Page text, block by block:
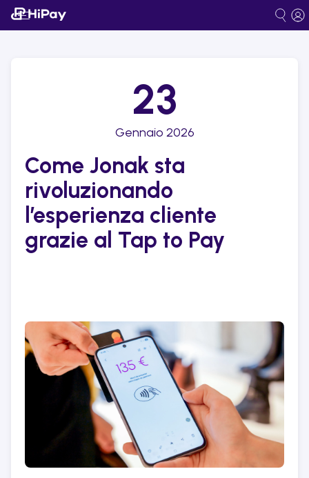
23
Gennaio 2026
Come Jonak sta
rivoluzionando
l’esperienza cliente
grazie al Tap to Pay